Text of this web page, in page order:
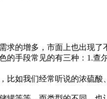
的增多，市面上也出现
手段常见的有三种：1.
如我们经常听说的浓硫酸